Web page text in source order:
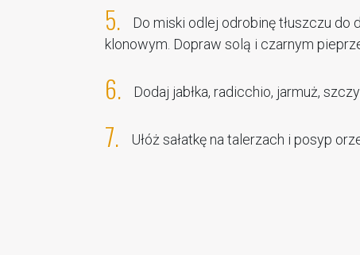
5.
Do miski odlej odrobinę tłuszczu do
klonowym. Dopraw solą i czarnym
6. Dodaj jabłka, radicchio, jarmuż,
7. Ułóż sałatkę na talerzach i posyp